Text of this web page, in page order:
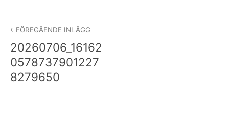
FÖREGÅENDE INLÄGG
20260706_16162
0578737901227
8279650